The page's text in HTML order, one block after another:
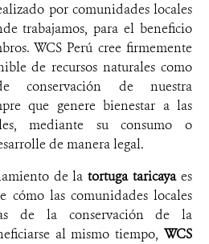
por comunidades locales
trabajamos, para el beneficio
WCS Perú cree firmemente
de recursos naturales como
conservación de nuestra
que genere bienestar a las
mediante su consumo o
de manera legal.
de latortuga taricayaes
cómo las comunidades locales
de la conservación de la
al mismo tiempo, WCS